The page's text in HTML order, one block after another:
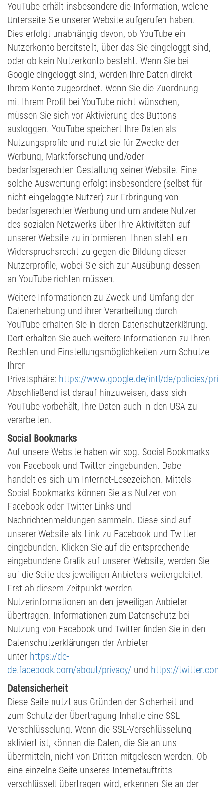
YouTube erhält insbesondere die Information, welche
Unterseite Sie unserer Website aufgerufen haben.
Dies erfolgt unabhängig davon, ob YouTube ein
Nutzerkonto bereitstellt, über das Sie eingeloggt sind,
oder ob kein Nutzerkonto besteht. Wenn Sie bei
Google eingeloggt sind, werden Ihre Daten direkt
Ihrem Konto zugeordnet. Wenn Sie die Zuordnung
mit Ihrem Profil bei YouTube nicht wünschen,
müssen Sie sich vor Aktivierung des Buttons
ausloggen. YouTube speichert Ihre Daten als
Nutzungsprofile und nutzt sie für Zwecke der
Werbung, Marktforschung und/oder
bedarfsgerechten Gestaltung seiner Website. Eine
solche Auswertung erfolgt insbesondere (selbst für
nicht eingeloggte Nutzer) zur Erbringung von
bedarfsgerechter Werbung und um andere Nutzer
des sozialen Netzwerks über Ihre Aktivitäten auf
unserer Website zu informieren. Ihnen steht ein
Widerspruchsrecht zu gegen die Bildung dieser
Nutzerprofile, wobei Sie sich zur Ausübung dessen
an YouTube richten müssen.
Weitere Informationen zu Zweck und Umfang der
Datenerhebung und ihrer Verarbeitung durch
YouTube erhalten Sie in deren Datenschutzerklärung.
Dort erhalten Sie auch weitere Informationen zu Ihren
Rechten und Einstellungsmöglichkeiten zum Schutze
Ihrer
Privatsphäre: https://www.google.de/intl/de/policies/
Abschließend ist darauf hinzuweisen, dass sich
YouTube vorbehält, Ihre Daten auch in den USA zu
verarbeiten.
Social Bookmarks
Auf unsere Website haben wir sog. Social Bookmarks
von Facebook und Twitter eingebunden. Dabei
handelt es sich um Internet-Lesezeichen. Mittels
Social Bookmarks können Sie als Nutzer von
Facebook oder Twitter Links und
Nachrichtenmeldungen sammeln. Diese sind auf
unserer Website als Link zu Facebook und Twitter
eingebunden. Klicken Sie auf die entsprechende
eingebundene Grafik auf unserer Website, werden Sie
auf die Seite des jeweiligen Anbieters weitergeleitet.
Erst ab diesem Zeitpunkt werden
Nutzerinformationen an den jeweiligen Anbieter
übertragen. Informationen zum Datenschutz bei
Nutzung von Facebook und Twitter finden Sie in den
Datenschutzerklärungen der Anbieter
unter https://de-
de.facebook.com/about/privacy/ und https://
Datensicherheit
Diese Seite nutzt aus Gründen der Sicherheit und
zum Schutz der Übertragung Inhalte eine SSL-
Verschlüsselung. Wenn die SSL-Verschlüsselung
aktiviert ist, können die Daten, die Sie an uns
übermitteln, nicht von Dritten mitgelesen werden. Ob
eine einzelne Seite unseres Internetauftritts
verschlüsselt übertragen wird, erkennen Sie an der